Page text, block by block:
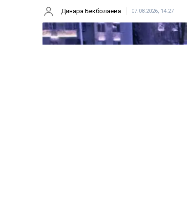
Динара Бекболаева 07.08.2026, 14:27